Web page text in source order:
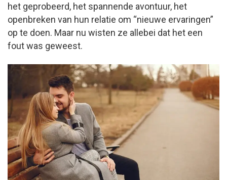
het geprobeerd, het spannende avontuur, het
openbreken van hun relatie om “nieuwe ervaringen”
op te doen. Maar nu wisten ze allebei dat het een
fout was geweest.